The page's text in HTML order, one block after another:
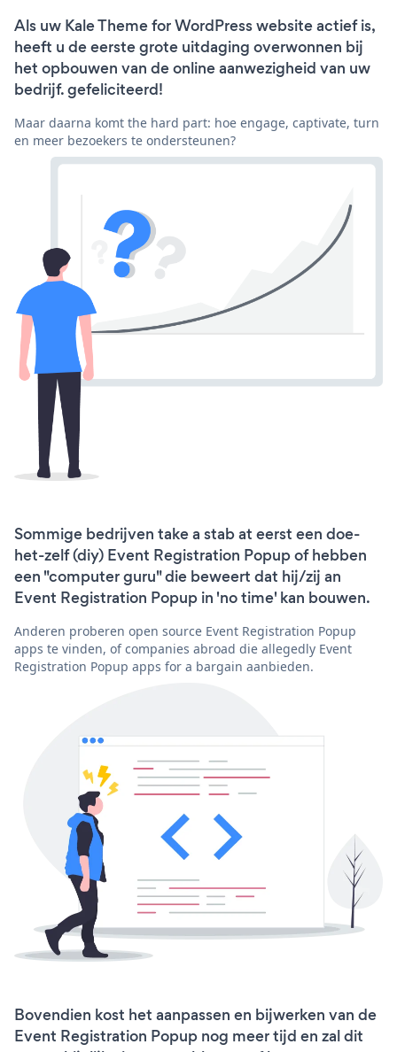
Als uw Kale Theme for WordPress website actief is,
heeft u de eerste grote uitdaging overwonnen bij
het opbouwen van de online aanwezigheid van uw
bedrijf. gefeliciteerd!
Maar daarna komt the hard part: hoe engage, captivate, turn
en meer bezoekers te ondersteunen?
Sommige bedrijven take a stab at eerst een doe-
het-zelf (diy) Event Registration Popup of hebben
een "computer guru" die beweert dat hij/zij an
Event Registration Popup in 'no time' kan bouwen.
Anderen proberen open source Event Registration Popup
apps te vinden, of companies abroad die allegedly Event
Registration Popup apps for a bargain aanbieden.
Bovendien kost het aanpassen en bijwerken van de
Event Registration Popup nog meer tijd en zal dit